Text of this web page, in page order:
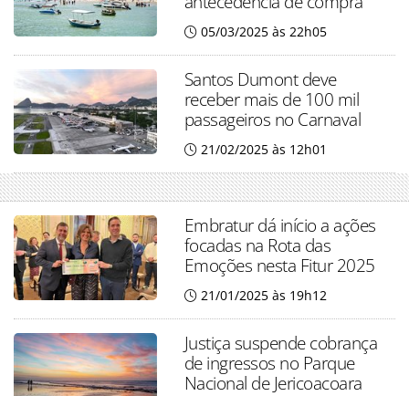
05/03/2025 às 22h05
Santos Dumont deve
receber mais de 100 mil
passageiros no Carnaval
21/02/2025 às 12h01
Embratur dá início a ações
focadas na Rota das
Emoções nesta Fitur 2025
21/01/2025 às 19h12
Justiça suspende cobrança
de ingressos no Parque
Nacional de Jericoacoara